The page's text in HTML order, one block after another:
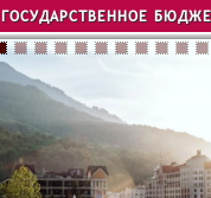
Jump